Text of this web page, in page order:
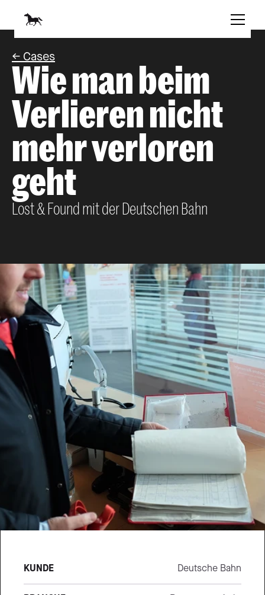
<- Cases
Wie man beim
Verlieren nicht
mehr verloren
geht
Lost & Found mit der Deutschen Bahn
KUNDE Deutsche Bahn